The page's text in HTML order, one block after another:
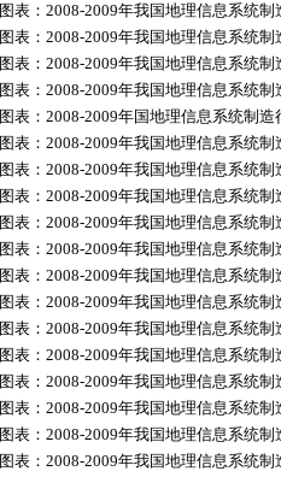
图表：2008-2009年我国地理信息系统
图表：2008-2009年我国地理信息系统
图表：2008-2009年我国地理信息系统
图表：2008-2009年我国地理信息系统
图表：2008-2009年国地理信息系统制
图表：2008-2009年我国地理信息系统
图表：2008-2009年我国地理信息系统
图表：2008-2009年我国地理信息系统
图表：2008-2009年我国地理信息系统
图表：2008-2009年我国地理信息系统
图表：2008-2009年我国地理信息系统
图表：2008-2009年我国地理信息系统
图表：2008-2009年我国地理信息系统
图表：2008-2009年我国地理信息系统
图表：2008-2009年我国地理信息系统
图表：2008-2009年我国地理信息系统
图表：2008-2009年我国地理信息系统
图表：2008-2009年我国地理信息系统